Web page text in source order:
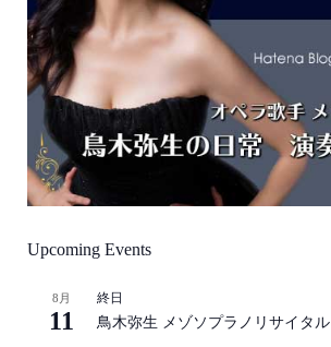
Upcoming Events
8月
11
終日
鳥木弥生 メゾソプラノリサイタル